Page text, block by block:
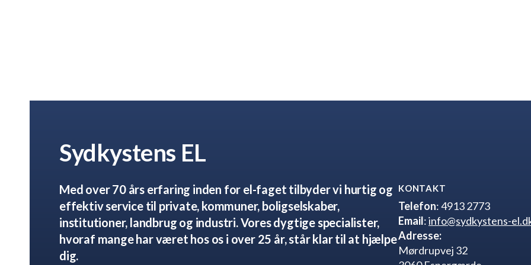
Sydkystens EL
Med over 70 års erfaring inden for el-faget tilbyder vi hurtig og
effektiv service til private, kommuner, boligselskaber,
institutioner, landbrug og industri. Vores dygtige specialister,
hvoraf mange har været hos os i over 25 år, står klar til at hjælpe
dig.
KONTAKT
Telefon: 4913 2773
Email:info@sydkystens-
Adresse:
Mørdrupvej 32